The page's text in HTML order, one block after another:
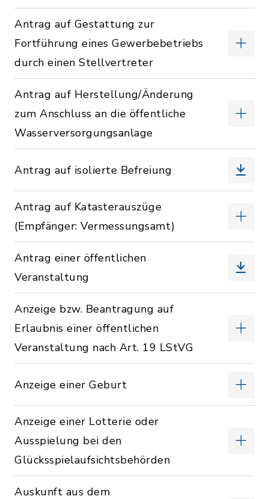
Antrag auf Gestattung zur
Fortführung eines Gewerbebetriebs
durch einen Stellvertreter
Antrag auf Herstellung/Änderung
zum Anschluss an die öffentliche
Wasserversorgungsanlage
Antrag auf isolierte Befreiung
Antrag auf Katasterauszüge
(Empfänger: Vermessungsamt)
Antrag einer öffentlichen
Veranstaltung
Anzeige bzw. Beantragung auf
Erlaubnis einer öffentlichen
Veranstaltung nach Art. 19 LStVG
Anzeige einer Geburt
Anzeige einer Lotterie oder
Ausspielung bei den
Glücksspielaufsichtsbehörden
Auskunft aus dem